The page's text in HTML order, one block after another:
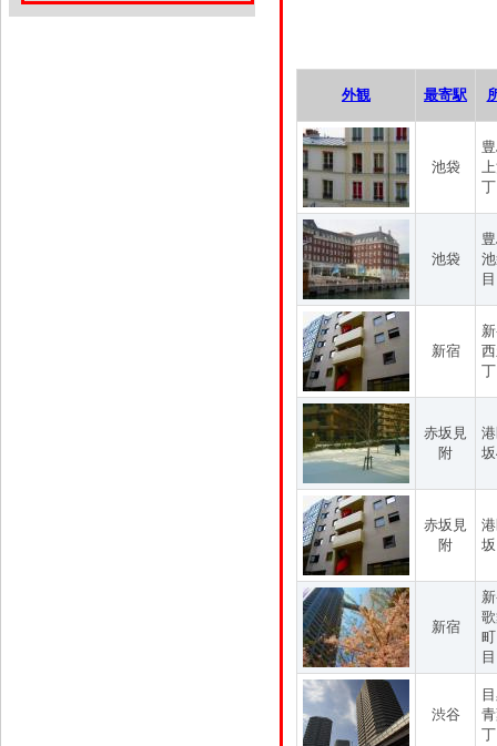
外観 最寄駅
池袋
池袋
新宿
赤坂見
附
赤坂見
附
新宿
目
渋谷